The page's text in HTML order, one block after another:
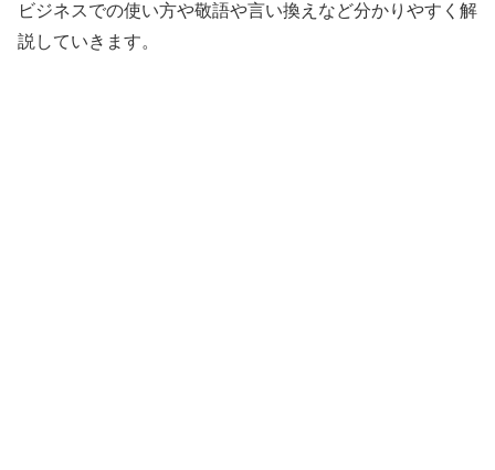
ビジネスでの使い方や敬語や言い換えなど分かりやすく解
説していきます。